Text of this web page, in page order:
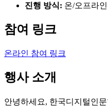
진행 방식: 온/오프라인
참여 링크
온라인 참여 링크
행사 소개
안녕하세요, 한국디지털인